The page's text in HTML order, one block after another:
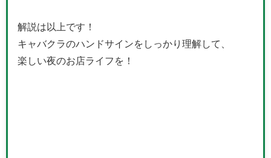
解説は以上です！
キャバクラのハンドサインをしっかり理解して、
楽しい夜のお店ライフを！